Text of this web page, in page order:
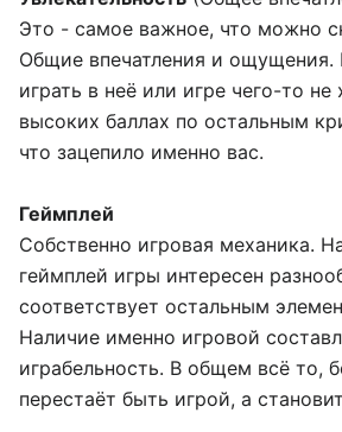
Это - самое важное, что можно
Общие впечатления и ощущения.
играть в неё или игре чего-то не
высоких баллах по остальным
что зацепило именно вас.
Геймплей
Собственно игровая механика.
геймплей игры интересен
соответствует остальным
Наличие именно игровой
играбельность. В общем всё то,
перестаёт быть игрой, а